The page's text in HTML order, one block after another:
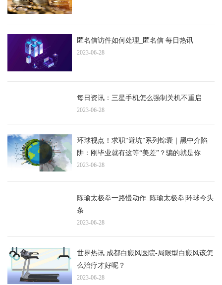
匿名信访件如何处理_匿名信 每日热讯
2023-06-28
每日资讯：三星手机怎么强制关机不重启
2023-06-28
环球视点！求职“避坑”系列锦囊｜黑中介陷
阱：刚毕业就有这等“美差”？骗的就是你
2023-06-28
陈瑜太极拳一路慢动作_陈瑜太极拳|环球今头
条
2023-06-28
世界热讯:成都白癜风医院-局限型白癜风该怎
么治疗才好呢？
2023-06-28